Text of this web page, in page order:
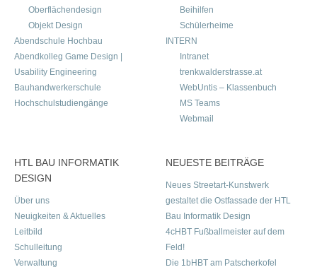
Oberflächendesign
Objekt Design
Abendschule Hochbau
Abendkolleg Game Design |
Usability Engineering
Bauhandwerkerschule
Hochschulstudiengänge
Beihilfen
Schülerheime
INTERN
Intranet
trenkwalderstrasse.at
WebUntis – Klassenbuch
MS Teams
Webmail
HTL BAU INFORMATIK
DESIGN
Über uns
Neuigkeiten & Aktuelles
Leitbild
Schulleitung
Verwaltung
NEUESTE BEITRÄGE
Neues Streetart-Kunstwerk
gestaltet die Ostfassade der HTL
Bau Informatik Design
4cHBT Fußballmeister auf dem
Feld!
Die 1bHBT am Patscherkofel